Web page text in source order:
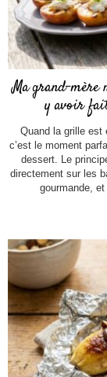
Ma grand-mère
y avoir
Quand la grille est
c’est le moment
dessert. Le
directement sur les
gourmande,